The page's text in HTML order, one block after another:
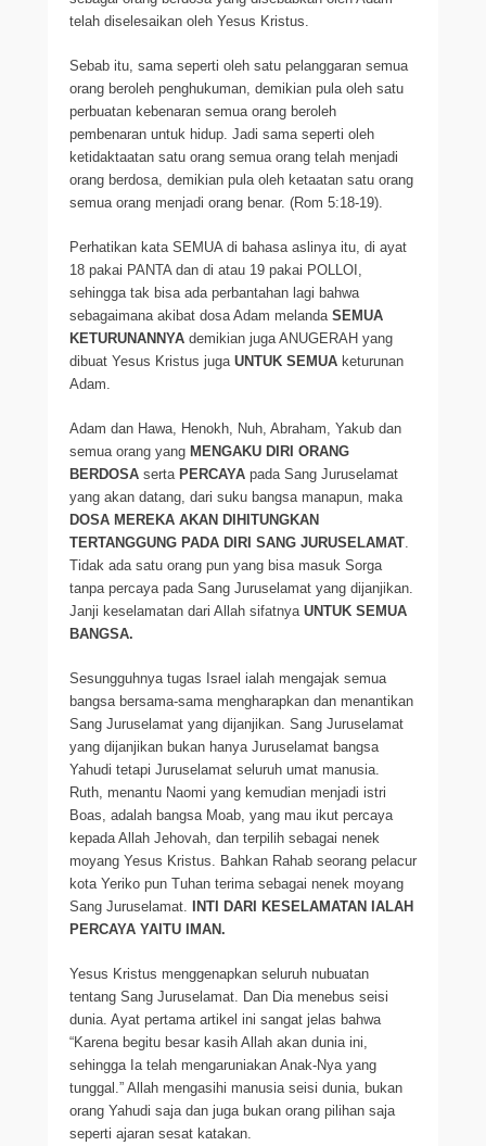
telah diselesaikan oleh Yesus Kristus.
Sebab itu, sama seperti oleh satu pelanggaran semua
orang beroleh penghukuman, demikian pula oleh satu
perbuatan kebenaran semua orang beroleh
pembenaran untuk hidup. Jadi sama seperti oleh
ketidaktaatan satu orang semua orang telah menjadi
orang berdosa, demikian pula oleh ketaatan satu orang
semua orang menjadi orang benar. (Rom 5:18-19).
Perhatikan kata SEMUA di bahasa aslinya itu, di ayat
18 pakai PANTA dan di atau 19 pakai POLLOI,
sehingga tak bisa ada perbantahan lagi bahwa
sebagaimana akibat dosa Adam melanda SEMUA
KETURUNANNYA demikian juga ANUGERAH yang
dibuat Yesus Kristus juga UNTUK SEMUA keturunan
Adam.
Adam dan Hawa, Henokh, Nuh, Abraham, Yakub dan
semua orang yang MENGAKU DIRI ORANG
BERDOSA serta PERCAYA pada Sang Juruselamat
yang akan datang, dari suku bangsa manapun, maka
DOSA MEREKA AKAN DIHITUNGKAN
TERTANGGUNG PADA DIRI SANG JURUSELAMAT.
Tidak ada satu orang pun yang bisa masuk Sorga
tanpa percaya pada Sang Juruselamat yang dijanjikan.
Janji keselamatan dari Allah sifatnya UNTUK SEMUA
BANGSA.
Sesungguhnya tugas Israel ialah mengajak semua
bangsa bersama-sama mengharapkan dan menantikan
Sang Juruselamat yang dijanjikan. Sang Juruselamat
yang dijanjikan bukan hanya Juruselamat bangsa
Yahudi tetapi Juruselamat seluruh umat manusia.
Ruth, menantu Naomi yang kemudian menjadi istri
Boas, adalah bangsa Moab, yang mau ikut percaya
kepada Allah Jehovah, dan terpilih sebagai nenek
moyang Yesus Kristus. Bahkan Rahab seorang pelacur
kota Yeriko pun Tuhan terima sebagai nenek moyang
Sang Juruselamat.
INTI DARI KESELAMATAN IALAH
PERCAYA YAITU IMAN.
Yesus Kristus menggenapkan seluruh nubuatan
tentang Sang Juruselamat. Dan Dia menebus seisi
dunia. Ayat pertama artikel ini sangat jelas bahwa
“Karena begitu besar kasih Allah akan dunia ini,
sehingga Ia telah mengaruniakan Anak-Nya yang
tunggal.” Allah mengasihi manusia seisi dunia, bukan
orang Yahudi saja dan juga bukan orang pilihan saja
seperti ajaran sesat katakan.